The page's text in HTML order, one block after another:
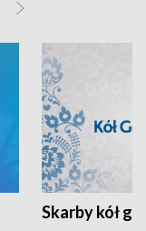
Skarby kół